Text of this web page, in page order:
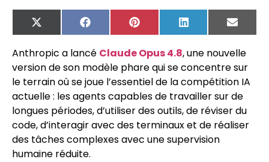
X
(Twitter)
FacebookPinterest LinkedIn
Email
Anthropic a lancé Claude Opus 4.8, une nouvelle
version de son modèle phare qui se concentre sur
le terrain où se joue l’essentiel de la compétition IA
actuelle : les agents capables de travailler sur de
longues périodes, d’utiliser des outils, de réviser du
code, d’interagir avec des terminaux et de réaliser
des tâches complexes avec une supervision
humaine réduite.